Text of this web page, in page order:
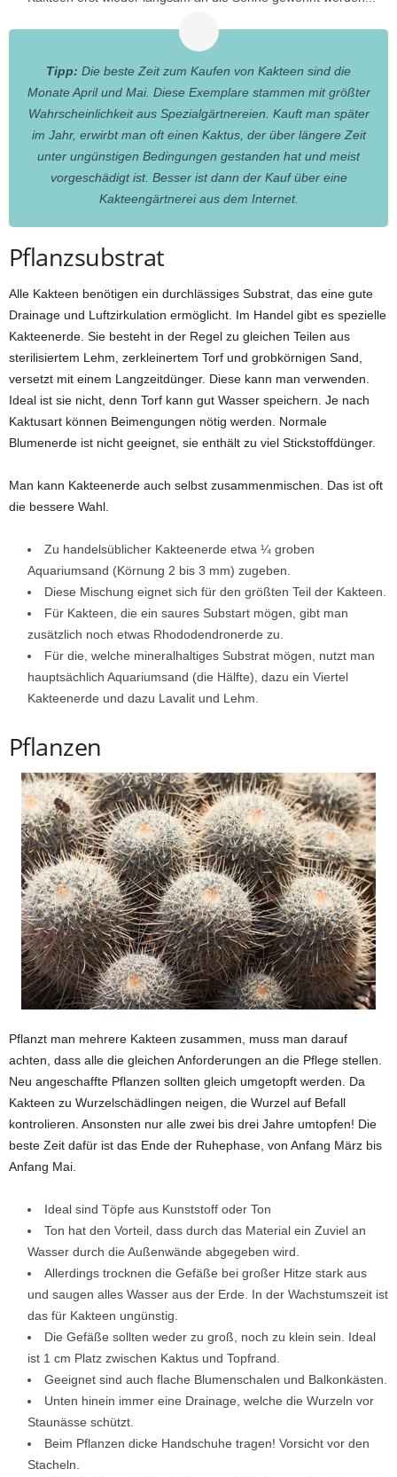
Tipp: Die beste Zeit zum Kaufen von Kakteen sind die
Monate April und Mai. Diese Exemplare stammen mit größter
Wahrscheinlichkeit aus Spezialgärtnereien. Kauft man später
im Jahr, erwirbt man oft einen Kaktus, der über längere Zeit
unter ungünstigen Bedingungen gestanden hat und meist
vorgeschädigt ist. Besser ist dann der Kauf über eine
Kakteengärtnerei aus dem Internet.
Pflanzsubstrat
Alle Kakteen benötigen ein durchlässiges Substrat, das eine gute
Drainage und Luftzirkulation ermöglicht. Im Handel gibt es spezielle
Kakteenerde. Sie besteht in der Regel zu gleichen Teilen aus
sterilisiertem Lehm, zerkleinertem Torf und grobkörnigen Sand,
versetzt mit einem Langzeitdünger. Diese kann man verwenden.
Ideal ist sie nicht, denn Torf kann gut Wasser speichern. Je nach
Kaktusart können Beimengungen nötig werden. Normale
Blumenerde ist nicht geeignet, sie enthält zu viel Stickstoffdünger.
Man kann Kakteenerde auch selbst zusammenmischen. Das ist oft
die bessere Wahl.
Zu handelsüblicher Kakteenerde etwa ¼ groben
Aquariumsand (Körnung 2 bis 3 mm) zugeben.
Diese Mischung eignet sich für den größten Teil der Kakteen.
Für Kakteen, die ein saures Substart mögen, gibt man
zusätzlich noch etwas Rhododendronerde zu.
Für die, welche mineralhaltiges Substrat mögen, nutzt man
hauptsächlich Aquariumsand (die Hälfte), dazu ein Viertel
Kakteenerde und dazu Lavalit und Lehm.
Pflanzen
Pflanzt man mehrere Kakteen zusammen, muss man darauf
achten, dass alle die gleichen Anforderungen an die Pflege stellen.
Neu angeschaffte Pflanzen sollten gleich umgetopft werden. Da
Kakteen zu Wurzelschädlingen neigen, die Wurzel auf Befall
kontrolieren. Ansonsten nur alle zwei bis drei Jahre umtopfen! Die
beste Zeit dafür ist das Ende der Ruhephase, von Anfang März bis
Anfang Mai.
Ideal sind Töpfe aus Kunststoff oder Ton
Ton hat den Vorteil, dass durch das Material ein Zuviel an
Wasser durch die Außenwände abgegeben wird.
Allerdings trocknen die Gefäße bei großer Hitze stark aus
und saugen alles Wasser aus der Erde. In der Wachstumszeit ist
das für Kakteen ungünstig.
Die Gefäße sollten weder zu groß, noch zu klein sein. Ideal
ist 1 cm Platz zwischen Kaktus und Topfrand.
Geeignet sind auch flache Blumenschalen und Balkonkästen.
Unten hinein immer eine Drainage, welche die Wurzeln vor
Staunässe schützt.
Beim Pflanzen dicke Handschuhe tragen! Vorsicht vor den
Stacheln.